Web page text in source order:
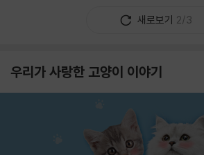
새로보기 2/3
우리가 사랑한 고양이 이야기